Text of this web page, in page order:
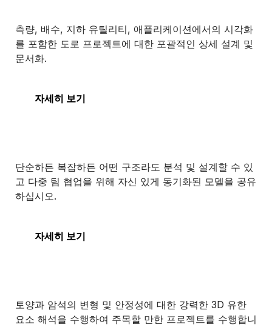
측량, 배수, 지하 유틸리티, 애플리케이션에서의 시각화
를 포함한 도로 프로젝트에 대한 포괄적인 상세 설계 및
문서화.
자세히 보기
단순하든 복잡하든 어떤 구조라도 분석 및 설계할 수 있
고 다중 팀 협업을 위해 자신 있게 동기화된 모델을 공유
하십시오.
자세히 보기
토양과 암석의 변형 및 안정성에 대한 강력한 3D 유한
요소 해석을 수행하여 주목할 만한 프로젝트를 수행합니